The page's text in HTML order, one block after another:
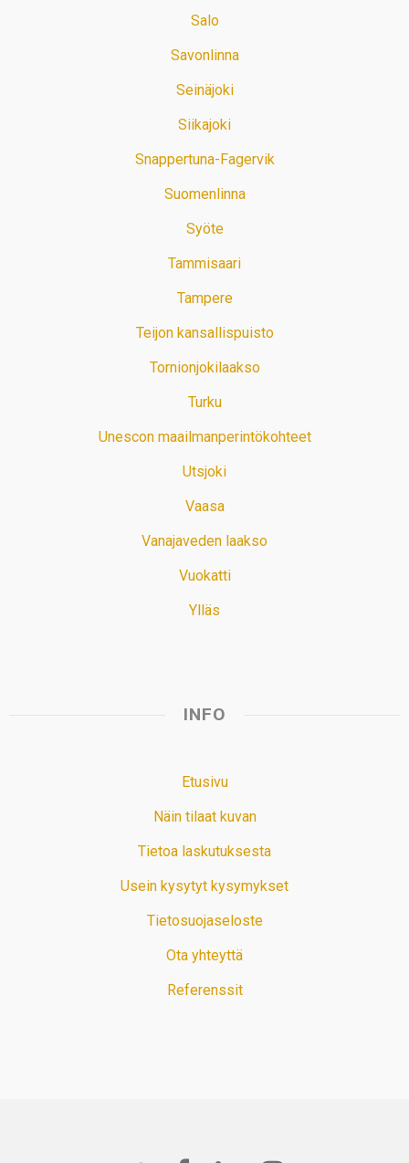
Salo
Savonlinna
Seinäjoki
Siikajoki
Snappertuna-Fagervik
Suomenlinna
Syöte
Tammisaari
Tampere
Teijon kansallispuisto
Tornionjokilaakso
Turku
Unescon maailmanperintökohteet
Utsjoki
Vaasa
Vanajaveden laakso
Vuokatti
Ylläs
INFO
Etusivu
Näin tilaat kuvan
Tietoa laskutuksesta
Usein kysytyt kysymykset
Tietosuojaseloste
Ota yhteyttä
Referenssit